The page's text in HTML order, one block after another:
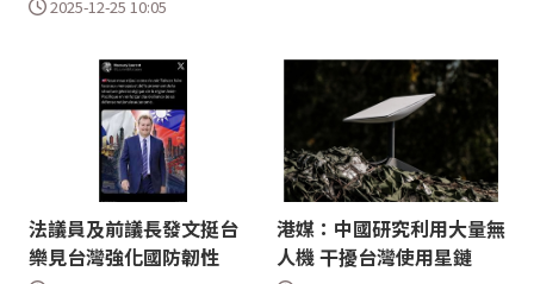
2025-12-25 10:05
法議員及前議長發文挺台
樂見台灣強化國防韌性
港媒：中國研究利用大量無
人機 干擾台灣使用星鏈